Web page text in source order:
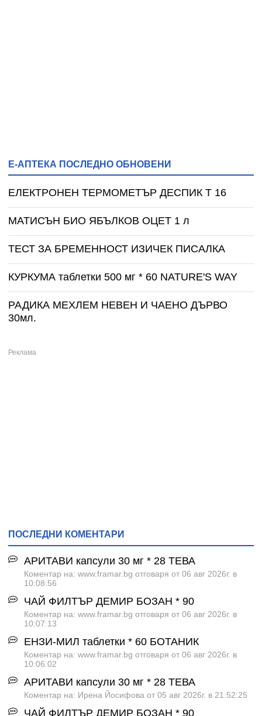
Е-АПТЕКА ПОСЛЕДНО ОБНОВЕНИ
ЕЛЕКТРОНЕН ТЕРМОМЕТЪР ДЕСПИК T 16
МАТИСЪН БИО ЯБЪЛКОВ ОЦЕТ 1 л
ТЕСТ ЗА БРЕМЕННОСТ ИЗИЧЕК ПИСАЛКА
КУРКУМА таблетки 500 мг * 60 NATURE'S WAY
РАДИКА МЕХЛЕМ НЕВЕН И ЧАЕНО ДЪРВО
30мл.
ПОСЛЕДНИ КОМЕНТАРИ
АРИТАВИ капсули 30 мг * 28 ТЕВА
Коментар на: www.framar.bg отговаря от 06 авг 2026г. в
10:08:56
ЧАЙ ФИЛТЪР ДЕМИР БОЗАН * 90
Коментар на: www.framar.bg отговаря от 06 авг 2026г. в
10:07:13
ЕНЗИ-МИЛ таблетки * 60 БОТАНИК
Коментар на: www.framar.bg отговаря от 06 авг 2026г. в
10:06:02
АРИТАВИ капсули 30 мг * 28 ТЕВА
Коментар на: Ирена Йосифова от 05 авг 2026г. в 21:52:25
ЧАЙ ФИЛТЪР ДЕМИР БОЗАН * 90